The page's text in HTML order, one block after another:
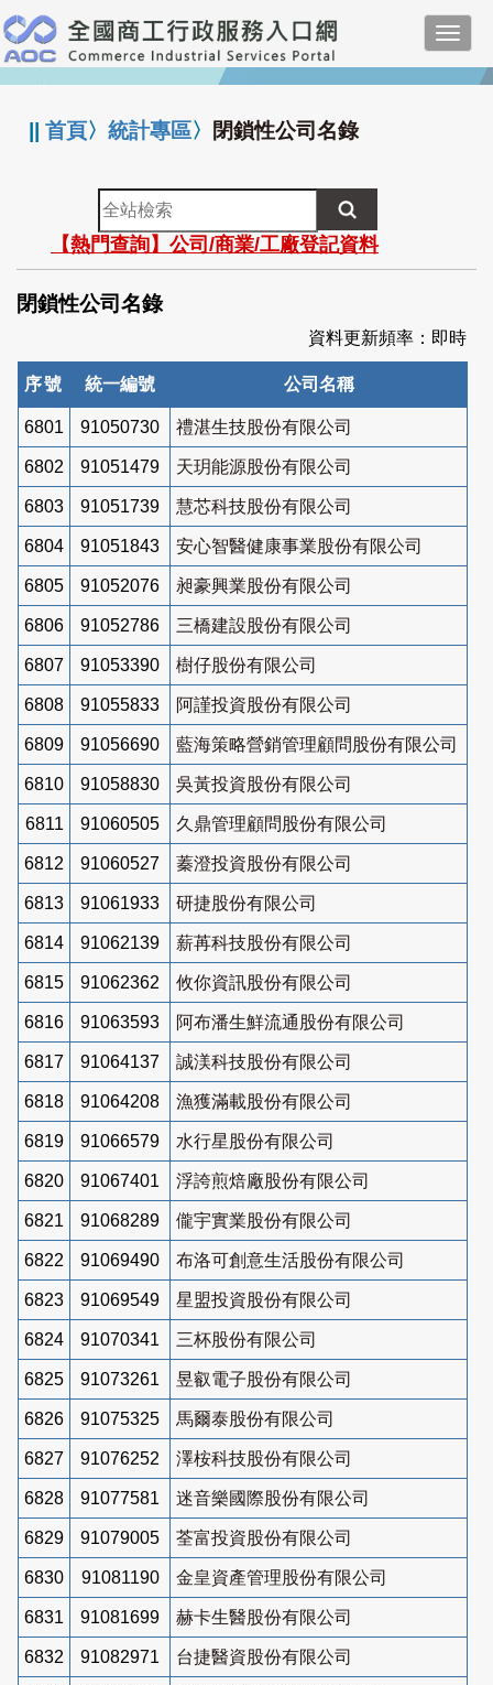
跳
到
主
要
:::
||首頁〉統計專區〉 閉鎖性公司名錄
全
站
檢
索
【熱門查詢】公司/商業/工廠登記資料
閉鎖性公司名錄
資料更新頻率：即時
序號 統一編號 公司名稱
6801 91050730 禮湛生技股份有限公司
6802 91051479 天玥能源股份有限公司
6803 91051739 慧芯科技股份有限公司
6804 91051843 安心智醫健康事業股份有限公司
6805 91052076 昶豪興業股份有限公司
6806 91052786 三橋建設股份有限公司
6807 91053390 樹仔股份有限公司
6808 91055833 阿謹投資股份有限公司
6809 91056690 藍海策略營銷管理顧問股份有限公司
6810 91058830 吳黃投資股份有限公司
6811 91060505 久鼎管理顧問股份有限公司
6812 91060527 蓁澄投資股份有限公司
6813 91061933 研捷股份有限公司
6814 91062139 薪苒科技股份有限公司
6815 91062362 攸你資訊股份有限公司
6816 91063593 阿布潘生鮮流通股份有限公司
6817 91064137 誠渼科技股份有限公司
6818 91064208 漁獲滿載股份有限公司
6819 91066579 水行星股份有限公司
6820 91067401 浮誇煎焙廠股份有限公司
6821 91068289 儱宇實業股份有限公司
6822 91069490 布洛可創意生活股份有限公司
6823 91069549 星盟投資股份有限公司
6824 91070341 三杯股份有限公司
6825 91073261 昱叡電子股份有限公司
6826 91075325 馬爾泰股份有限公司
6827 91076252 澤桉科技股份有限公司
6828 91077581 迷音樂國際股份有限公司
6829 91079005 荃富投資股份有限公司
6830 91081190 金皇資產管理股份有限公司
6831 91081699 赫卡生醫股份有限公司
6832 91082971 台捷醫資股份有限公司